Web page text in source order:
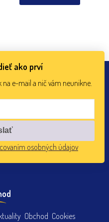
ako prví
na e-mail a nič vám neunikne.
osobných údajov
Obchod Cookies